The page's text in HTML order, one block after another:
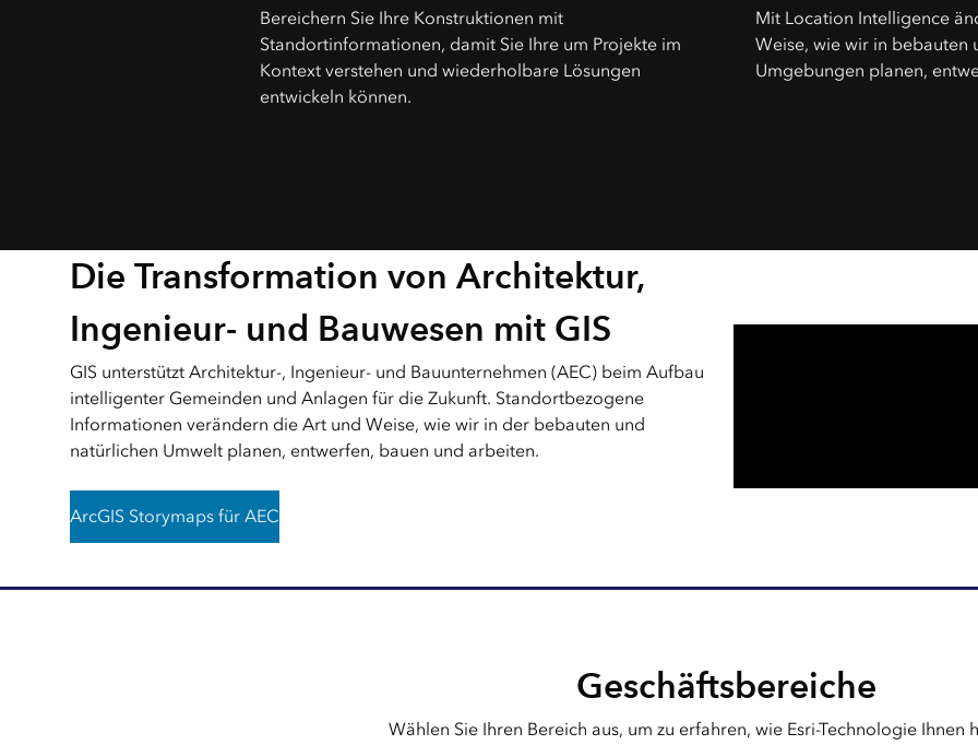
Bereichern Sie Ihre Konstruktionen mit
Standortinformationen, damit Sie Ihre um Projekte im
Kontext verstehen und wiederholbare Lösungen
entwickeln können.
Mit Location Intelligence
Weise, wie wir in bebauten
Umgebungen planen,
Die Transformation von Architektur,
Ingenieur- und Bauwesen mit GIS
GIS unterstützt Architektur-, Ingenieur- und Bauunternehmen (AEC) beim Aufbau
intelligenter Gemeinden und Anlagen für die Zukunft. Standortbezogene
Informationen verändern die Art und Weise, wie wir in der bebauten und
natürlichen Umwelt planen, entwerfen, bauen und arbeiten.
ArcGIS Storymaps für AEC
Geschäftsbereiche
Wählen Sie Ihren Bereich aus, um zu erfahren, wie Esri-Technologie Ihnen